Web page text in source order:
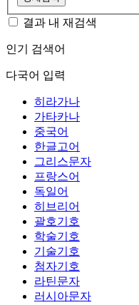
결과 내 재검색
인기 검색어
다국어 입력
히라가나
가타카나
중국어
한글고어
그리스문자
프랑스어
독일어
히브리어
괄호기호
학술기호
기술기호
첨자기호
라틴문자
러시아문자